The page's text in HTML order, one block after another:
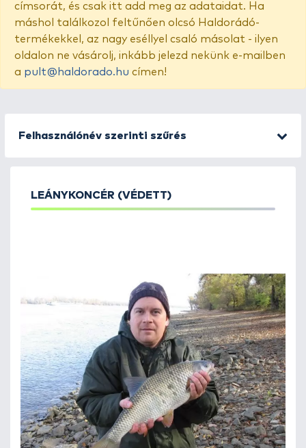
címsorát, és csak itt add meg az adataidat. Ha
máshol találkozol feltűnően olcsó Haldorádó-
termékekkel, az nagy eséllyel csaló másolat - ilyen
oldalon ne vásárolj, inkább jelezd nekünk e-mailben
a pult@haldorado.hu címen!
Felhasználónév szerinti szűrés
LEÁNYKONCÉR (VÉDETT)